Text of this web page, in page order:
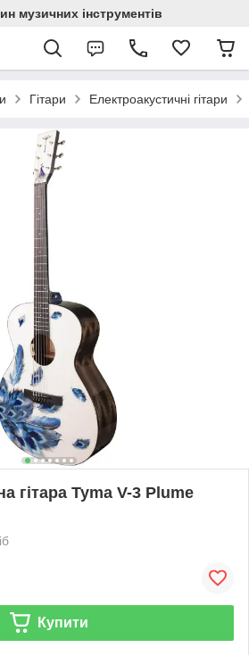
музичних інструментів
Гітари Електроакустичні гітари
гітара Tyma V-3 Plume
Купити